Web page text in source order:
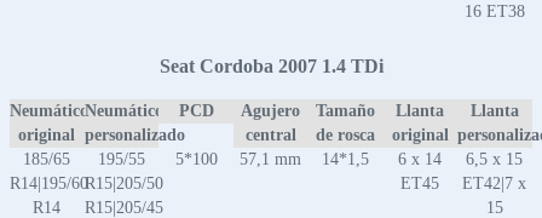
16 ET38
Seat Cordoba 2007 1.4 TDi
Neumático
original
Neumático
personalizado
PCD
Agujero
central
Tamaño
de rosca
Llanta
original
Llanta
185/65
R14|195/60
R14
195/55
R15|205/50
R15|205/45
5*100 57,1 mm 14*1,5
6 x 14
ET45
6,5 x 15
ET42|7 x
15